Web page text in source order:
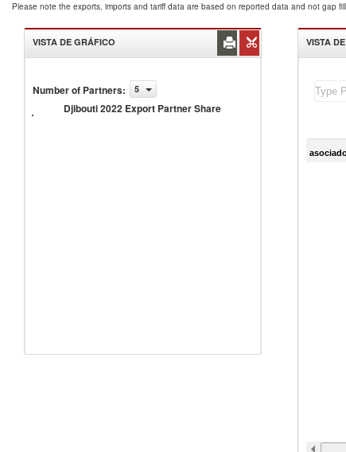
Please note the exports, imports and tariff data are based on reported data and not gap
VISTA DE GRÁFICO
Number of Partners: 5
Djibouti 2022 Export Partner Share
Djibouti
Export
VISTA